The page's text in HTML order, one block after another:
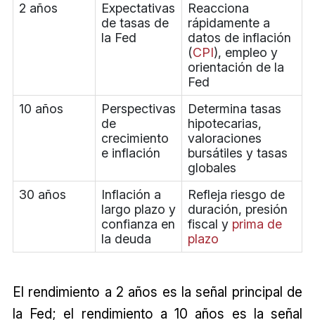
2 años
Expectativas
de tasas de
la Fed
Reacciona
rápidamente a
datos de inflación
(CPI), empleo y
orientación de la
Fed
10 años
Perspectivas
de
crecimiento
e inflación
Determina tasas
hipotecarias,
valoraciones
bursátiles y tasas
globales
30 años
Inflación a
largo plazo y
confianza en
la deuda
Refleja riesgo de
duración, presión
fiscal y prima de
plazo
El rendimiento a 2 años es la señal principal de
la Fed; el rendimiento a 10 años es la señal